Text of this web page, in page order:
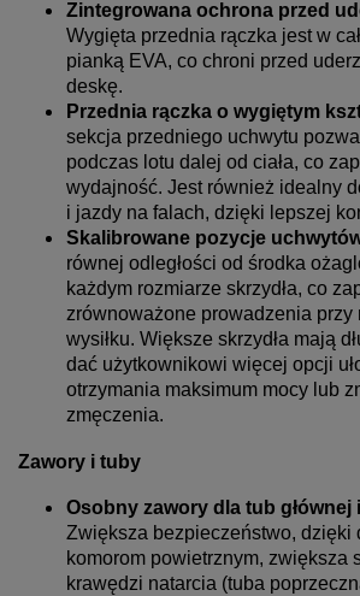
Zintegrowana ochrona przed
Wygięta przednia rączka jest w
pianką EVA, co chroni przed
deskę.
Przednia rączka o wygiętym
sekcja przedniego uchwytu
podczas lotu dalej od ciała, co
wydajność. Jest również idealny
i jazdy na falach, dzięki lepszej
Skalibrowane pozycje
równej odległości od środka
każdym rozmiarze skrzydła, co
zrównoważone prowadzenia przy
wysiłku. Większe skrzydła mają
dać użytkownikowi więcej opcji
otrzymania maksimum mocy lub
zmęczenia.
Zawory i tuby
Osobny zawory dla tub głównej i
Zwiększa bezpieczeństwo, dzięki
komorom powietrznym, zwiększa
krawędzi natarcia (tuba